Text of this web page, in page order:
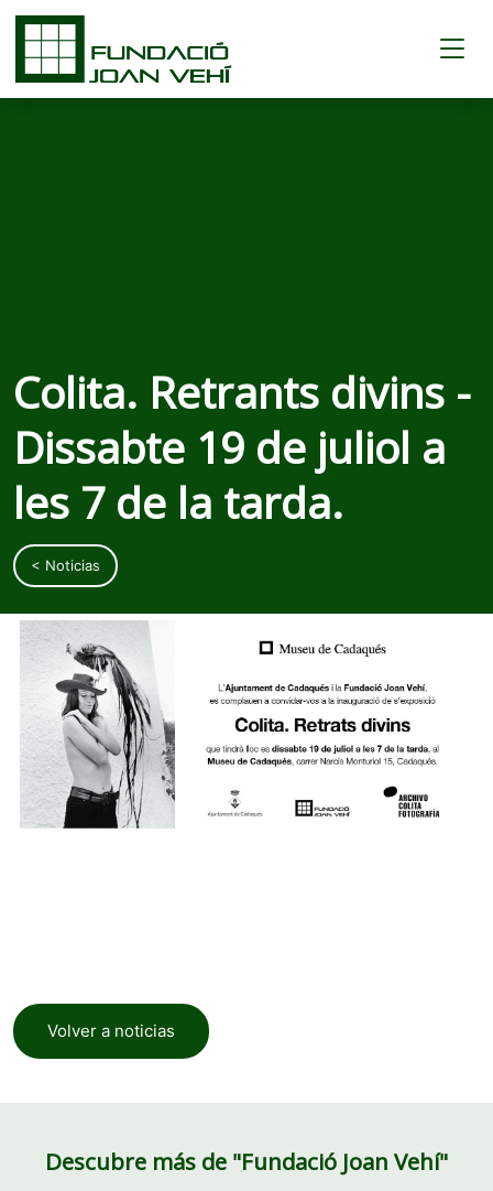
Colita. Retrants divins -
Dissabte 19 de juliol a
les 7 de la tarda.
< Noticias
Volver a noticias
Descubre más de "Fundació Joan Vehí"